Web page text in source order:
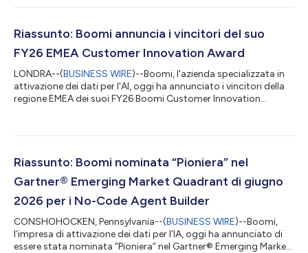
l'ambizione. Il sondaggio, condotto da Forrester tra 409
Nord America, Europa e regione APAC, ha rivelato che l'86%
Riassunto: Boomi annuncia i vincitori del suo
FY26 EMEA Customer Innovation Award
LONDRA--(BUSINESS WIRE)--Boomi, l'azienda specializzata in
attivazione dei dati per l'AI, oggi ha annunciato i vincitori della
regione EMEA dei suoi FY26 Boomi Customer Innovation
tutta Europa, nel Medio Oriente e in Africa, una nuova
essere una società guidata dai dati. I vincitori dell'EMEA
Riassunto: Boomi nominata “Pioniera” nel
Gartner® Emerging Market Quadrant di giugno
2026 per i No-Code Agent Builder
CONSHOHOCKEN, Pennsylvania--(BUSINESS WIRE)--Boomi,
l’impresa di attivazione dei dati per l’IA, oggi ha annunciato di
essere stata nominata “Pioniera” nel Gartner® Emerging Market